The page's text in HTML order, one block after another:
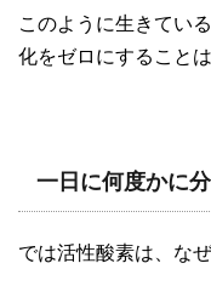
このように生きてい
化をゼロにすること
一日に何度かに
では活性酸素は、な